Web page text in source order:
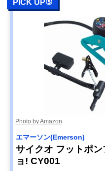
PICK UP⑤
Photo by Amazon
エマーソン(Emerson)
サイクオ フットポ
ョ! CY001